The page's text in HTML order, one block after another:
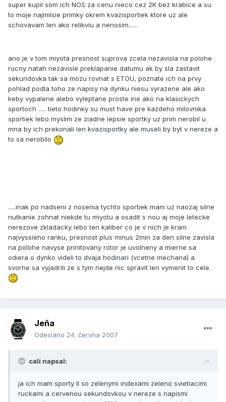
super kupil som ich NOS za cenu nieco cez 2K bez krabice a su
to moje najmilsie primky okrem kvazisportiek ktore uz ale
schovavam len ako relikviu a nenosim......
ano je v tom miyota presnost suprova zcela nezavisla na polohe
rucny natah nezavisle preklapanie datumu ak by sla zastavit
sekundovka tak sa mozu rovnat s ETOU, poznate ich na prvy
pohlad podla toho ze napisy na dynku niesu vyrazene ale ako
keby vypalene alebo vyleptane proste ine ako na klasickych
sportoch ..... tieto hodinky su must have pre kazdeho milovnika
sportiek lebo myslim ze ziadne lepsie sportky uz prim nerobil u
mna by ich prekonali len kvazisportky ale museli by byt v nereze a
to sa nerobilo
.....inak po nadseni z nosenia tychto sportiek mam uz naozaj silne
nutkanie zohnat niekde tu miyotu a osadit s nou aj moje letecke
nerezove zkladacky lebo ten kaliber co je v nich je kram
najvyssieho ranku, presnost plus minus 2min za den silne zavisla
na polohe navyse prinitovany rotor je uvolneny a mierne sa
odiera o dynko videli to dvaja hodinari (vcetne mechana) a
svorne sa vyjadrili ze s tym nejde nic spravit len vymenit to cele.
Jeňa
Odesláno 24. června 2007
cali napsal:
ja ich mam sporty II so zelenymi indexami zeleno svietiacimi
ruckami a cervenou sekundovkou v nereze s napismi